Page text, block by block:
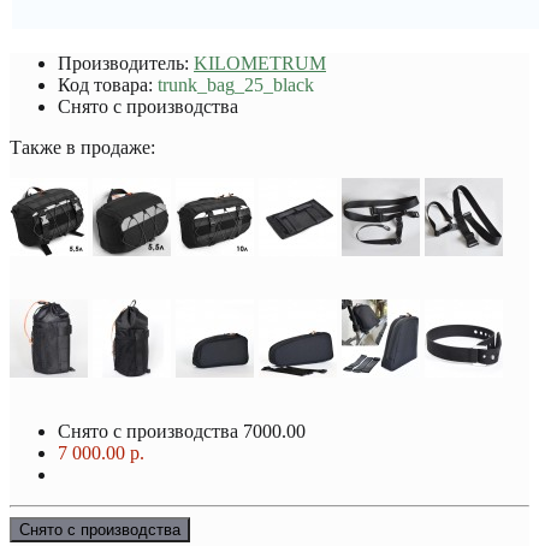
Производитель: KILOMETRUM
Код товара: trunk_bag_25_black
Снято с производства
Также в продаже:
Снято с производства 7000.00
7 000.00 р.
Снято с производства